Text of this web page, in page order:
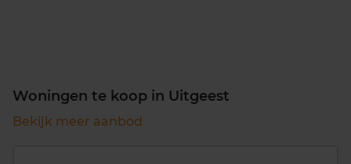
Woningen te koop in Uitgeest
Bekijk meer aanbod